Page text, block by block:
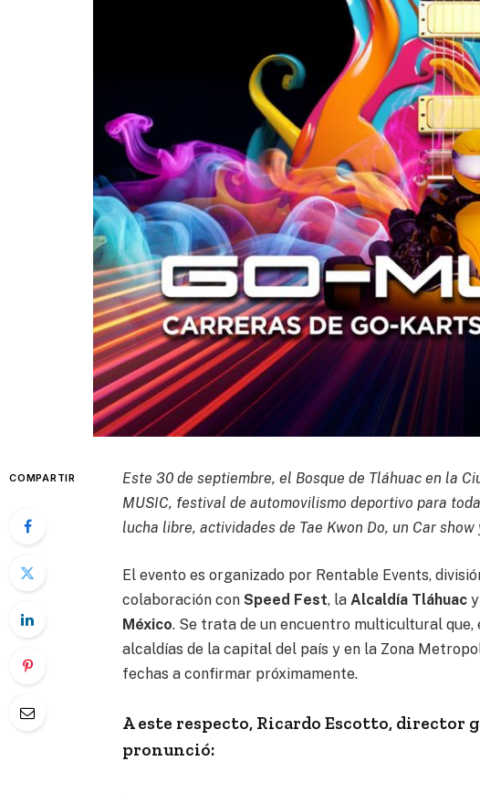
COMPARTIR
Este 30 de septiembre, el Bosque de Tláhuac en la
MUSIC, festival de automovilismo deportivo para
lucha libre, actividades de Tae Kwon Do, un Car
El evento es organizado por Rentable Events,
colaboración conSpeed Fest, la Alcaldía Tláhuac
México. Se trata de un encuentro multicultural
alcaldías de la capital del país y en la Zona
fechas a confirmar próximamente.
A este respecto, Ricardo Escotto, director
pronunció: